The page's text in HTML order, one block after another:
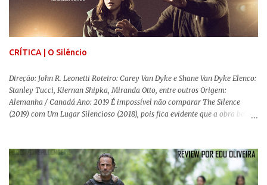
(1984) , de Eduardo Coutinho Em 1964, devido ao golpe militar, Eduardo
Coutinho (Edifício Master) teve que abandonar as filmagens do
documentário sobre o assassinato do líder camponês Joã...
CRÍTICA | O Silêncio
Direção: John R. Leonetti Roteiro: Carey Van Dyke e Shane Van Dyke Elenco:
Stanley Tucci, Kiernan Shipka, Miranda Otto, entre outros Origem:
Alemanha / Canadá Ano: 2019 É impossível não comparar The Silence
(2019) com Um Lugar Silencioso (2018), pois fica evidente que a obra bebe
reproduzir alguns elementos que consograram a obra de John Krasinski
(The Office). Aqui os “monstros” com audições aguçadas eram seres da
Terra que estavam presos por séculos em uma caverna recém descoberta,